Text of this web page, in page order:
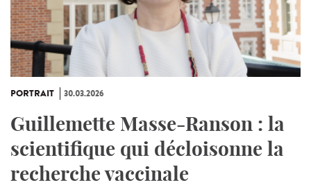
PORTRAIT 30.03.2026
Guillemette Masse-Ranson : la
scientifique qui décloisonne la
recherche vaccinale